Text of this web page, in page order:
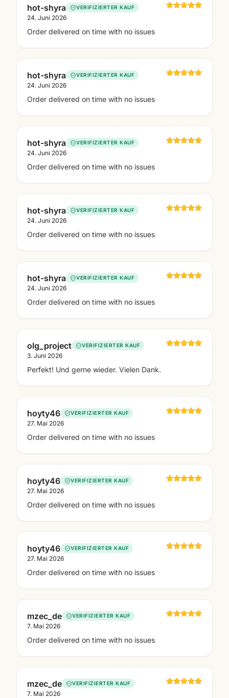
hot-shyra VERIFIZIERTER KAUF
24. Juni 2026
Order delivered on time with no issues
hot-shyra VERIFIZIERTER KAUF
24. Juni 2026
Order delivered on time with no issues
hot-shyra VERIFIZIERTER KAUF
24. Juni 2026
Order delivered on time with no issues
hot-shyra VERIFIZIERTER KAUF
24. Juni 2026
Order delivered on time with no issues
hot-shyra VERIFIZIERTER KAUF
24. Juni 2026
Order delivered on time with no issues
olg_project VERIFIZIERTER KAUF
3. Juni 2026
Perfekt! Und gerne wieder. Vielen Dank.
hoyty46 VERIFIZIERTER KAUF
27. Mai 2026
Order delivered on time with no issues
hoyty46 VERIFIZIERTER KAUF
27. Mai 2026
Order delivered on time with no issues
hoyty46 VERIFIZIERTER KAUF
27. Mai 2026
Order delivered on time with no issues
mzec_de VERIFIZIERTER KAUF
7. Mai 2026
Order delivered on time with no issues
mzec_de VERIFIZIERTER KAUF
7. Mai 2026